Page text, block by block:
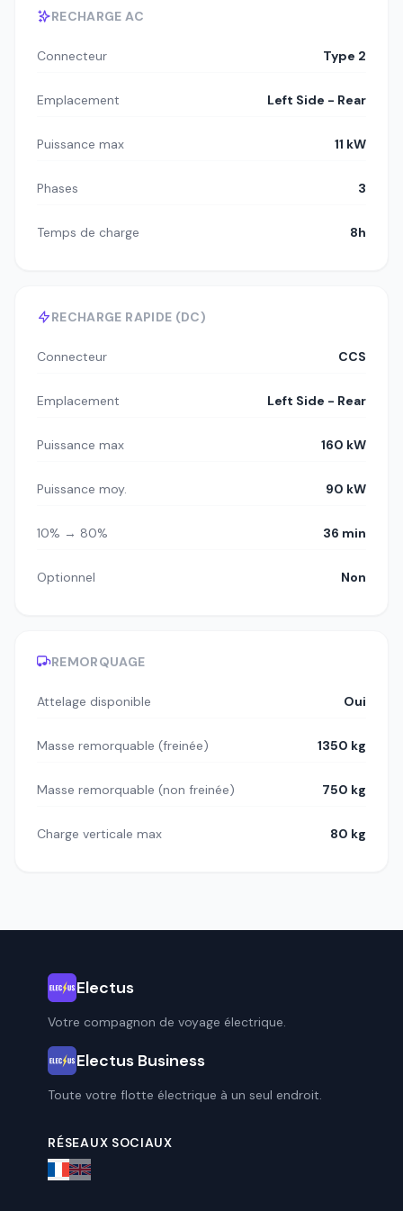
RECHARGE AC
Connecteur Type 2
Emplacement Left Side - Rear
Puissance max 11 kW
Phases 3
Temps de charge 8h
RECHARGE RAPIDE (DC)
Connecteur CCS
Emplacement Left Side - Rear
Puissance max 160 kW
Puissance moy. 90 kW
10% → 80% 36 min
Optionnel Non
REMORQUAGE
Attelage disponible Oui
Masse remorquable (freinée) 1350 kg
Masse remorquable (non freinée) 750 kg
Charge verticale max 80 kg
Electus
Votre compagnon de voyage électrique.
Electus Business
Toute votre flotte électrique à un seul endroit.
RÉSEAUX SOCIAUX